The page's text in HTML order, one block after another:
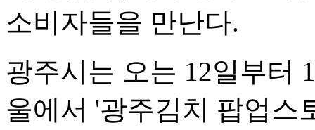
소비자들을 만난다.
광주시는 오는 12일부터
울에서 '광주김치 팝업스